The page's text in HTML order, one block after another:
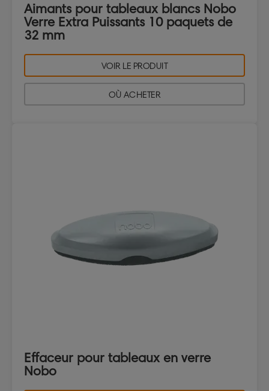
Aimants pour tableaux blancs Nobo
Verre Extra Puissants 10 paquets de
32 mm
VOIR LE PRODUIT
OÙ ACHETER
Effaceur pour tableaux en verre
Nobo